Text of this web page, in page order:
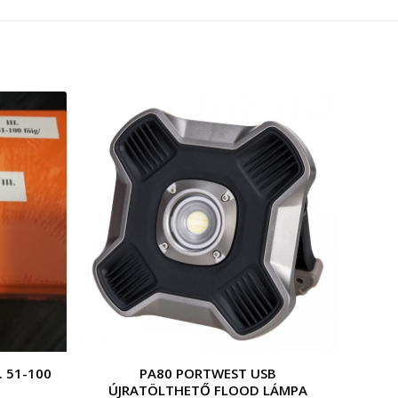
51-100
PA80 PORTWEST USB
ÚJRATÖLTHETŐ FLOOD LÁMPA